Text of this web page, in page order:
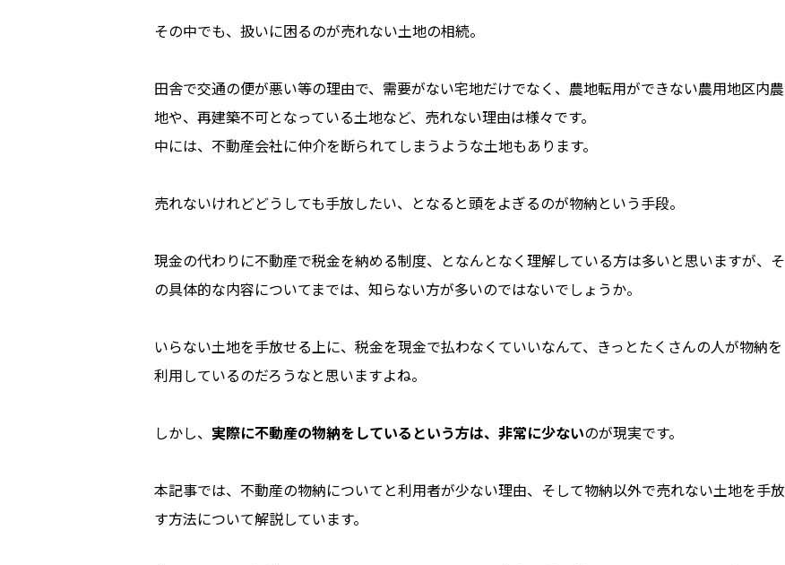
その中でも、扱いに困るのが売れない土地の相続。
田舎で交通の便が悪い等の理由で、需要がない宅地だけでなく、農地転用ができない農用地区内農
地や、再建築不可となっている土地など、売れない理由は様々です。
中には、不動産会社に仲介を断られてしまうような土地もあります。
売れないけれどどうしても手放したい、となると頭をよぎるのが物納という手段。
現金の代わりに不動産で税金を納める制度、となんとなく理解している方は多いと思いますが、そ
の具体的な内容についてまでは、知らない方が多いのではないでしょうか。
いらない土地を手放せる上に、税金を現金で払わなくていいなんて、きっとたくさんの人が物納を
利用しているのだろうなと思いますよね。
しかし、 実際に不動産の物納をしているという方は、非常に少ないのが現実です。
本記事では、不動産の物納についてと利用者が少ない理由、そして物納以外で売れない土地を手放
す方法について解説しています。